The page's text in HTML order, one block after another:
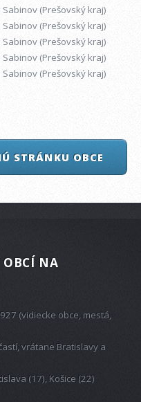
Sabinov (Prešovský kraj)
Sabinov (Prešovský kraj)
Sabinov (Prešovský kraj)
Sabinov (Prešovský kraj)
Sabinov (Prešovský kraj)
STRÁNKU OBCE
OBCÍ NA
(vidiecke obce, mestá,
vrátane Bratislavy a
(17), Košice (22)